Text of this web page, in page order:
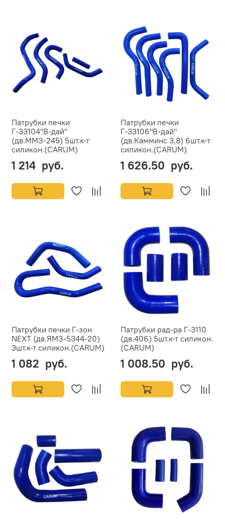
Патрубки печки
Г-33104"В-дай"
(дв.ММЗ-245) 5шт.к-т
силикон.(CARUM)
1 214 руб.
Патрубки печки
Г-33106"В-дай"
(дв.Камминс 3,8) 6шт.к-т
силикон.(CARUM)
1 626.50 руб.
Патрубки печки Г-зон
NEXT (дв.ЯМЗ-5344-20)
3шт.к-т силикон.(CARUM)
1 082 руб.
Патрубки рад-ра Г-3110
(дв.406) 5шт.к-т силикон.
(CARUM)
1 008.50 руб.